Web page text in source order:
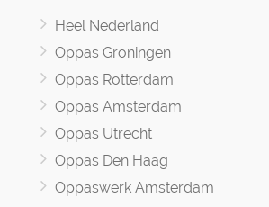
Heel Nederland
Oppas Groningen
Oppas Rotterdam
Oppas Amsterdam
Oppas Utrecht
Oppas Den Haag
Oppaswerk Amsterdam